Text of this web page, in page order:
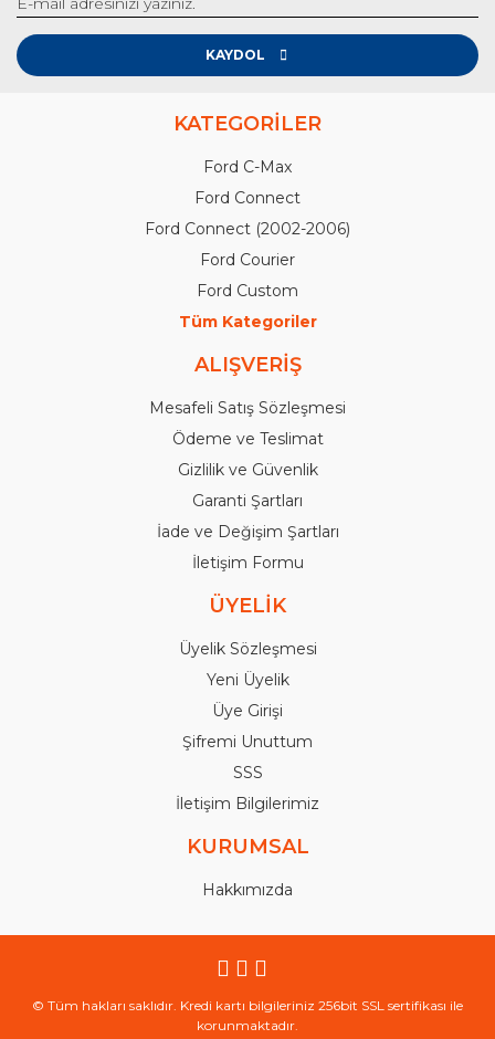
KAYDOL
KATEGORİLER
Ford C-Max
Ford Connect
Ford Connect (2002-2006)
Ford Courier
Ford Custom
Tüm Kategoriler
ALIŞVERİŞ
Mesafeli Satış Sözleşmesi
Ödeme ve Teslimat
Gizlilik ve Güvenlik
Garanti Şartları
İade ve Değişim Şartları
İletişim Formu
ÜYELİK
Üyelik Sözleşmesi
Yeni Üyelik
Üye Girişi
Şifremi Unuttum
SSS
İletişim Bilgilerimiz
KURUMSAL
Hakkımızda
© Tüm hakları saklıdır. Kredi kartı bilgileriniz 256bit SSL sertifikası ile
korunmaktadır.